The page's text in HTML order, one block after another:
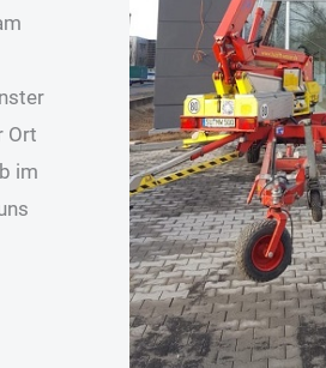
Ort
im